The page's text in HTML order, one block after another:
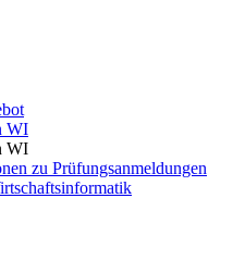
WI
WI
zu Prüfungsanmeldungen